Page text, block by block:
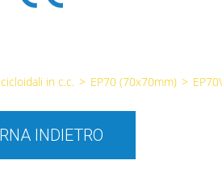
in c.c. > EP70 (70x70mm) >
INDIETRO